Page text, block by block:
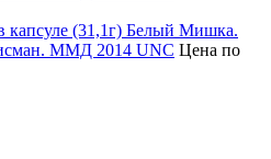
капсуле (31,1г) Белый Мишка.
ММД 2014 UNC Цена по